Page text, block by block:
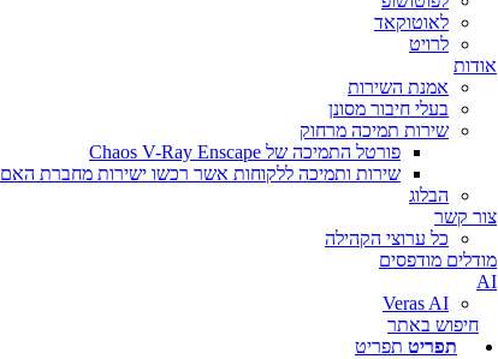
לאוטוקאד
לרויט
אודות
אמנת השירות
בעלי חיבור מסונן
שירות תמיכה מרחוק
פורטל התמיכה של Chaos V-Ray Enscape
שירות ותמיכה ללקוחות אשר רכשו ישירות מחברת האם
הבלוג
צור קשר
כל ערוצי הקהילה
מודלים מודפסים
AI
Veras AI
חיפוש באתר
תפריט תפריט